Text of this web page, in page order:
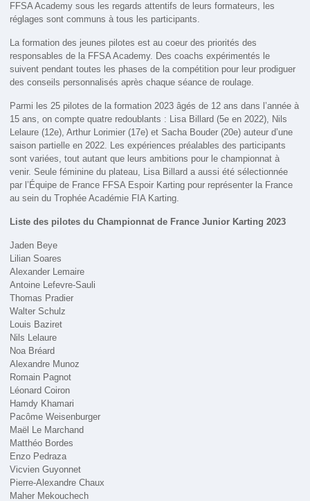
FFSA Academy sous les regards attentifs de leurs formateurs, les
réglages sont communs à tous les participants.
La formation des jeunes pilotes est au coeur des priorités des
responsables de la FFSA Academy. Des coachs expérimentés le
suivent pendant toutes les phases de la compétition pour leur prodiguer
des conseils personnalisés après chaque séance de roulage.
Parmi les 25 pilotes de la formation 2023 âgés de 12 ans dans l’année à
15 ans, on compte quatre redoublants : Lisa Billard (5e en 2022), Nils
Lelaure (12e), Arthur Lorimier (17e) et Sacha Bouder (20e) auteur d’une
saison partielle en 2022. Les expériences préalables des participants
sont variées, tout autant que leurs ambitions pour le championnat à
venir. Seule féminine du plateau, Lisa Billard a aussi été sélectionnée
par l’Équipe de France FFSA Espoir Karting pour représenter la France
au sein du Trophée Académie FIA Karting.
Liste des pilotes du Championnat de France Junior Karting 2023
Jaden Beye
Lilian Soares
Alexander Lemaire
Antoine Lefevre-Sauli
Thomas Pradier
Walter Schulz
Louis Baziret
Nils Lelaure
Noa Bréard
Alexandre Munoz
Romain Pagnot
Léonard Coiron
Hamdy Khamari
Pacôme Weisenburger
Maël Le Marchand
Matthéo Bordes
Enzo Pedraza
Vicvien Guyonnet
Pierre-Alexandre Chaux
Maher Mekouchech